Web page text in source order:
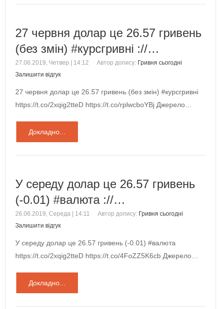
27 червня долар це 26.57 гривень
(без змін) #курсгривні ://…
27.06.2019, Четвер | 14:12 Автор допису: Гривня сьогодні
Залишити відгук
27 червня долар це 26.57 гривень (без змін) #курсгривні
https://t.co/2xqig2tteD https://t.co/rplwcboYBj Джерело…
Докладно...
У середу долар це 26.57 гривень
(-0.01) #валюта ://…
26.06.2019, Середа | 14:11 Автор допису: Гривня сьогодні
Залишити відгук
У середу долар це 26.57 гривень (-0.01) #валюта
https://t.co/2xqig2tteD https://t.co/4FoZZ5K6cb Джерело…
Докладно...